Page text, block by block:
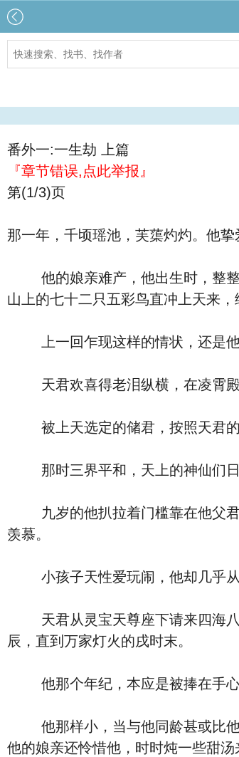
番外一:一生劫 上篇
『章节错误,点此举报』
第(1/3)页
那一年，千顷瑶池，芙蕖灼灼。他
他的娘亲难产，他出生时，整整
山上的七十二只五彩鸟直冲上天来
上一回乍现这样的情状，还是他
天君欢喜得老泪纵横，在凌霄殿
被上天选定的储君，按照天君的
那时三界平和，天上的神仙们日
九岁的他扒拉着门槛靠在他父君
羡慕。
小孩子天性爱玩闹，他却几乎从
天君从灵宝天尊座下请来四海八
辰，直到万家灯火的戌时末。
他那个年纪，本应是被捧在手心
他那样小，当与他同龄甚或比他
他的娘亲还怜惜他，时时炖一些甜